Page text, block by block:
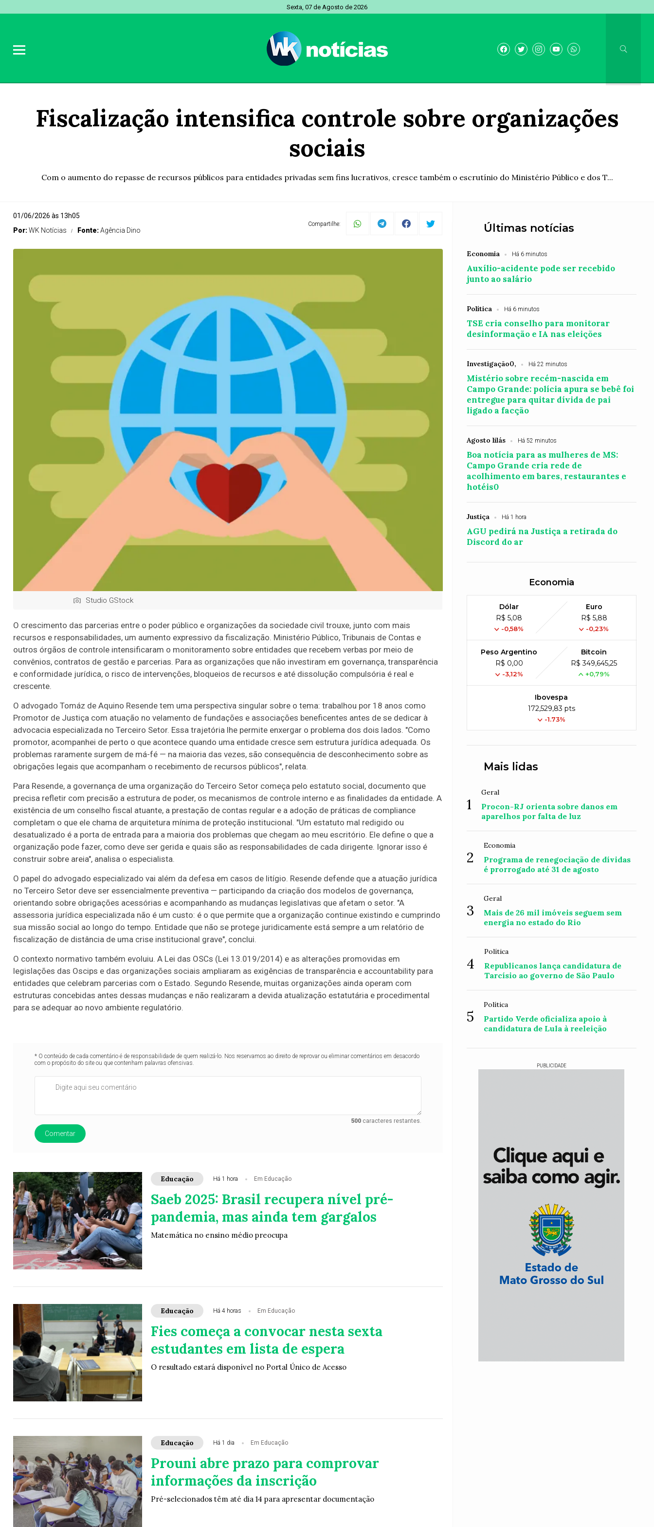
Sexta, 07 de Agosto de 2026
Fiscalização intensifica controle sobre organizações
sociais
Com o aumento do repasse de recursos públicos para entidades privadas sem fins lucrativos, cresce também o escrutínio do Ministério Público e dos T...
01/06/2026 às 13h05
Por:WK Notícias Fonte:Agência Dino
Compartilhe:
Studio GStock
O crescimento das parcerias entre o poder público e organizações da sociedade civil trouxe, junto com mais
recursos e responsabilidades, um aumento expressivo da fiscalização. Ministério Público, Tribunais de Contas e
outros órgãos de controle intensificaram o monitoramento sobre entidades que recebem verbas por meio de
convênios, contratos de gestão e parcerias. Para as organizações que não investiram em governança, transparência
e conformidade jurídica, o risco de intervenções, bloqueios de recursos e até dissolução compulsória é real e
crescente.
O advogado Tomáz de Aquino Resende tem uma perspectiva singular sobre o tema: trabalhou por 18 anos como
Promotor de Justiça com atuação no velamento de fundações e associações beneficentes antes de se dedicar à
advocacia especializada no Terceiro Setor. Essa trajetória lhe permite enxergar o problema dos dois lados. "Como
promotor, acompanhei de perto o que acontece quando uma entidade cresce sem estrutura jurídica adequada. Os
problemas raramente surgem de má-fé — na maioria das vezes, são consequência de desconhecimento sobre as
obrigações legais que acompanham o recebimento de recursos públicos", relata.
Para Resende, a governança de uma organização do Terceiro Setor começa pelo estatuto social, documento que
precisa refletir com precisão a estrutura de poder, os mecanismos de controle interno e as finalidades da entidade. A
existência de um conselho fiscal atuante, a prestação de contas regular e a adoção de práticas de compliance
completam o que ele chama de arquitetura mínima de proteção institucional. "Um estatuto mal redigido ou
desatualizado é a porta de entrada para a maioria dos problemas que chegam ao meu escritório. Ele define o que a
organização pode fazer, como deve ser gerida e quais são as responsabilidades de cada dirigente. Ignorar isso é
construir sobre areia", analisa o especialista.
O papel do advogado especializado vai além da defesa em casos de litígio. Resende defende que a atuação jurídica
no Terceiro Setor deve ser essencialmente preventiva — participando da criação dos modelos de governança,
orientando sobre obrigações acessórias e acompanhando as mudanças legislativas que afetam o setor. "A
assessoria jurídica especializada não é um custo: é o que permite que a organização continue existindo e cumprindo
sua missão social ao longo do tempo. Entidade que não se protege juridicamente está sempre a um relatório de
fiscalização de distância de uma crise institucional grave", conclui.
O contexto normativo também evoluiu. A Lei das OSCs (Lei 13.019/2014) e as alterações promovidas em
legislações das Oscips e das organizações sociais ampliaram as exigências de transparência e accountability para
entidades que celebram parcerias com o Estado. Segundo Resende, muitas organizações ainda operam com
estruturas concebidas antes dessas mudanças e não realizaram a devida atualização estatutária e procedimental
para se adequar ao novo ambiente regulatório.
* O conteúdo de cada comentário é de responsabilidade de quem realizá-lo. Nos reservamos ao direito de reprovar ou eliminar comentários em desacordo
com o propósito do site ou que contenham palavras ofensivas.
500caracteres restantes.
Comentar
Educação Há 1 hora Em Educação
Saeb 2025: Brasil recupera nível pré-
pandemia, mas ainda tem gargalos
Matemática no ensino médio preocupa
Educação Há 4 horas Em Educação
Fies começa a convocar nesta sexta
estudantes em lista de espera
O resultado estará disponível no Portal Único de Acesso
Educação Há 1 dia Em Educação
Prouni abre prazo para comprovar
informações da inscrição
Pré-selecionados têm até dia 14 para apresentar documentação
Últimas notícias
Economia Há 6 minutos
Auxílio-acidente pode ser recebido
junto ao salário
Política Há 6 minutos
TSE cria conselho para monitorar
desinformação e IA nas eleições
Investigação0, Há 22 minutos
Mistério sobre recém-nascida em
Campo Grande: polícia apura se bebê foi
entregue para quitar dívida de pai
ligado a facção
Agosto lilás Há 52 minutos
Boa notícia para as mulheres de MS:
Campo Grande cria rede de
acolhimento em bares, restaurantes e
hotéis0
Justiça Há 1 hora
AGU pedirá na Justiça a retirada do
Discord do ar
Economia
Dólar
R$ 5,08
-0,58%
Euro
R$ 5,88
-0,23%
Peso Argentino
R$ 0,00
-3,12%
Bitcoin
R$ 349,645,25
+0,79%
Ibovespa
172,529,83 pts
-1.73%
Mais lidas
1
Geral
Procon-RJ orienta sobre danos em
aparelhos por falta de luz
2
Economia
Programa de renegociação de dívidas
é prorrogado até 31 de agosto
3
Geral
Mais de 26 mil imóveis seguem sem
energia no estado do Rio
4
Política
Republicanos lança candidatura de
Tarcísio ao governo de São Paulo
5
Política
Partido Verde oficializa apoio à
candidatura de Lula à reeleição
PUBLICIDADE